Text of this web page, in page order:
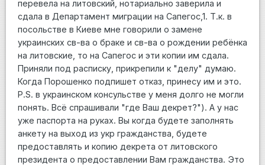
перевела на литовский, нотариально заверила и
сдала в Департамент миграции на Сапегос,1. Т.к. в
посольстве в Киеве мне говорили о замене
украинских св-ва о браке и св-ва о рождении ребёнка
на литовские, то на Сапегос и эти копии им сдала.
Приняли под расписку, прикрепили к "делу" думаю.
Когда Порошенко подпишет отказ, принесу им и это.
P.S. в украинском консульстве у меня долго не могли
понять. Всё спрашивали "где Ваш декрет?"). А у нас
уже паспорта на руках. Вы когда будете заполнять
анкету на выход из укр гражданства, будете
предоставлять и копию декрета от литовского
президента о предоставлении Вам гражданства. Это